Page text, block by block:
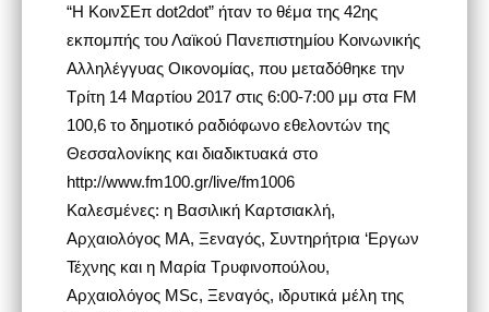
“Η ΚοινΣΕπ dot2dot” ήταν το θέμα της 42ης
εκπομπής του Λαϊκού Πανεπιστημίου Κοινωνικής
Αλληλέγγυας Οικονομίας, που μεταδόθηκε την
Τρίτη 14 Μαρτίου 2017 στις 6:00-7:00 μμ στα FM
100,6 το δημοτικό ραδιόφωνο εθελοντών της
Θεσσαλονίκης και διαδικτυακά στο
http://www.fm100.gr/live/fm1006
Καλεσμένες: η Βασιλική Καρτσιακλή,
Αρχαιολόγος ΜΑ, Ξεναγός, Συντηρήτρια ‘Εργων
Τέχνης και η Μαρία Τρυφινοπούλου,
Αρχαιολόγος MSc, Ξεναγός, ιδρυτικά μέλη της